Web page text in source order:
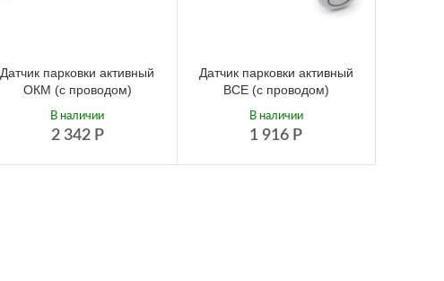
Датчик парковки активный
ОКМ (с проводом)
2 342 Р
В наличии
Датчик парковки активный
BCE (с проводом)
1 916 Р
В наличии